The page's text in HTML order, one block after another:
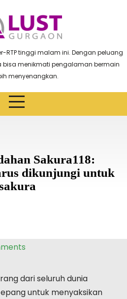
RTP tinggi malam ini. Dengan peluang
bisa menikmati pengalaman bermain
menyenangkan.
Sakura118:
dikunjungi untuk
dari seluruh dunia
untuk menyaksikan